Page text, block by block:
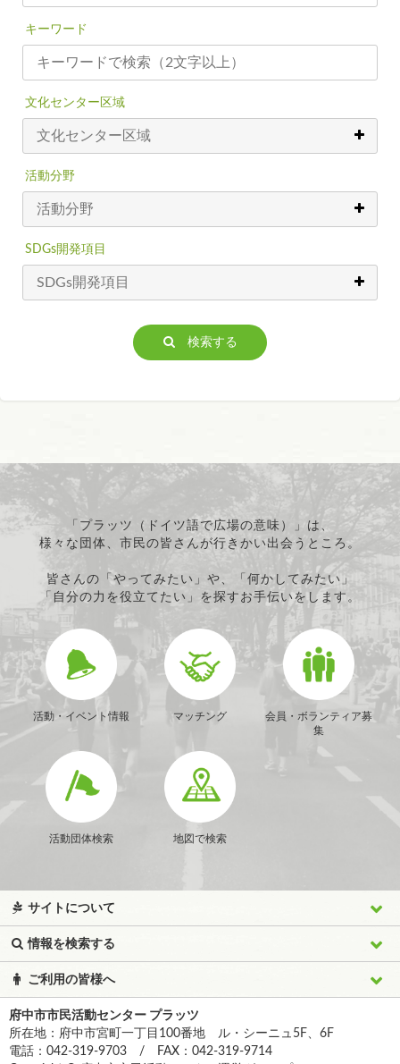
キーワード
文化センター区域
活動分野
SDGs開発項目
検索する
「プラッツ（ドイツ語で広場の意味）」は、
様々な団体、市民の皆さんが行きかい出会うところ。
皆さんの「やってみたい」や、「何かしてみたい」
「自分の力を役立てたい」を探すお手伝いをします。
活動・イベント情報 マッチング
会員・ボランティア募
集
活動団体検索 地図で検索
サイトについて
情報を検索する
ご利用の皆様へ
府中市市民活動センター プラッツ
所在地：府中市宮町一丁目100番地 ル・シーニュ5F、6F
電話：042-319-9703 / FAX：042-319-9714